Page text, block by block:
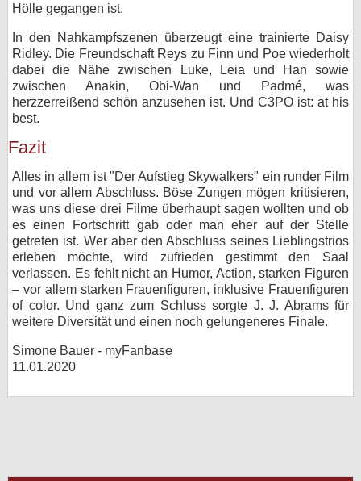
Hölle gegangen ist.
In den Nahkampfszenen überzeugt eine trainierte Daisy
Ridley. Die Freundschaft Reys zu Finn und Poe wiederholt
dabei die Nähe zwischen Luke, Leia und Han sowie
zwischen Anakin, Obi-Wan und Padmé, was
herzzerreißend schön anzusehen ist. Und C3PO ist: at his
best.
Fazit
Alles in allem ist "Der Aufstieg Skywalkers" ein runder Film
und vor allem Abschluss. Böse Zungen mögen kritisieren,
was uns diese drei Filme überhaupt sagen wollten und ob
es einen Fortschritt gab oder man eher auf der Stelle
getreten ist. Wer aber den Abschluss seines Lieblingstrios
erleben möchte, wird zufrieden gestimmt den Saal
verlassen. Es fehlt nicht an Humor, Action, starken Figuren
– vor allem starken Frauenfiguren, inklusive Frauenfiguren
of color. Und ganz zum Schluss sorgte J. J. Abrams für
weitere Diversität und einen noch gelungeneres Finale.
Simone Bauer - myFanbase
11.01.2020